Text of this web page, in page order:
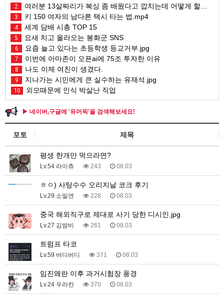
2 여러분 13살짜리가 복싱 좀 배웠다고 깝치는데 어떻게 할까요?
3 키 150 여자의 남다른 택시 타는 법.mp4
4 세계 담배 시총 TOP 15
5 요새 치고 올라오는 봉화군 SNS
6 요즘 늘고 있다는 초등학생 등교거부.jpg
7 이번에 아마존이 오픈ai에 75조 투자한 이유
8 나도 이제 여친이 생겼다.
9 지나가는 시민에게 큰 실수하는 유재석.jpg
10 외모때문에 인식 박살난 직업
▶ 네이버,구글에 '유머픽'을 검색해보세요!
포토 제목
평생 한개만 먹으라면?
Lv.54 라이츄 243 08.03
ㅎㅇ) 사탕수수 오리지날 코크 후기
Lv.29 소밀면 228 08.03
중국 해외직구로 제대로 사기 당한 디시인.jpg
Lv.27 김밤비 261 08.03
트럼프 타코
Lv.59 버디버디 371 08.03
임진왜란 이후 과거시험장 풍경
Lv.24 우라칸 370 08.03